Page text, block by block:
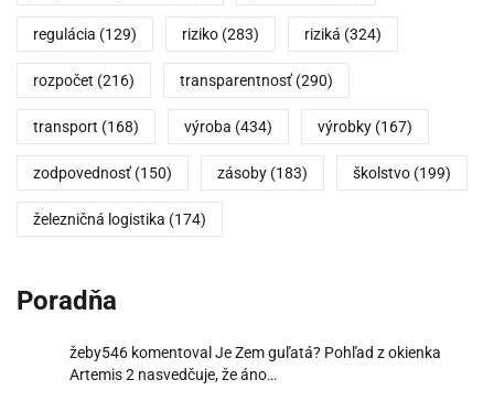
regulácia (129) riziko (283) riziká (324)
rozpočet (216) transparentnosť (290)
transport (168) výroba (434) výrobky (167)
zodpovednosť (150) zásoby (183) školstvo (199)
železničná logistika (174)
Poradňa
žeby546 komentoval Je Zem guľatá? Pohľad z okienka
Artemis 2 nasvedčuje, že áno…